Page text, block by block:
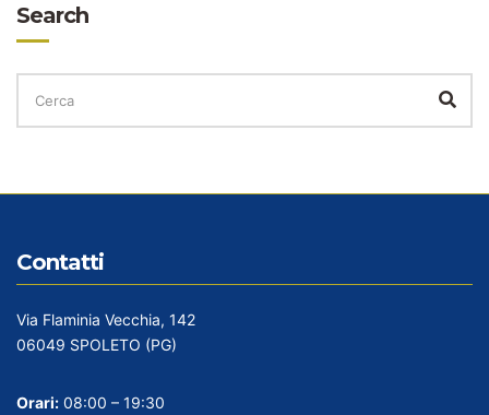
Search
CERCA
PER:
Contatti
Via Flaminia Vecchia, 142
06049 SPOLETO (PG)
Orari: 08:00 – 19:30